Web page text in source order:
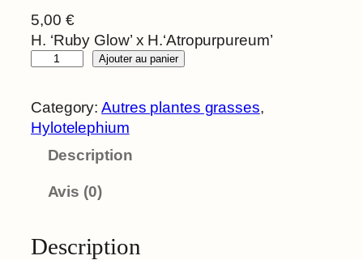
5,00 €
H. ‘Ruby Glow’ x H.‘Atropurpureum’
a
n
t
e
Ajouter au panier
Category:Autres plantes grasses
Hylotelephium
Description
Avis (0)
Description